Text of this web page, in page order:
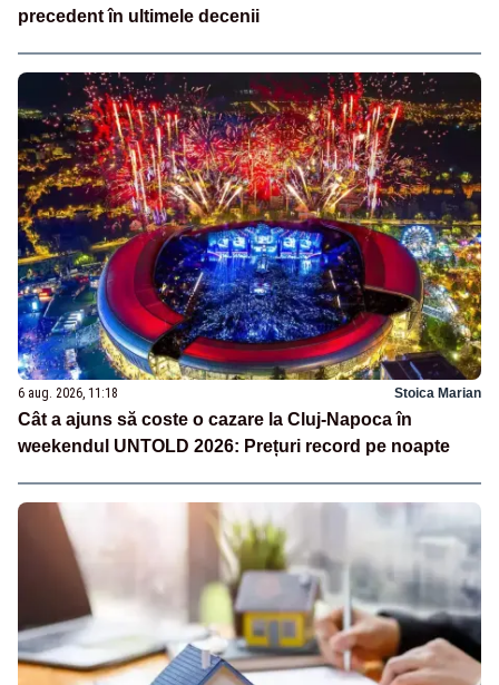
precedent în ultimele decenii
6 aug. 2026, 11:18 Stoica Marian
Cât a ajuns să coste o cazare la Cluj-Napoca în
weekendul UNTOLD 2026: Prețuri record pe noapte